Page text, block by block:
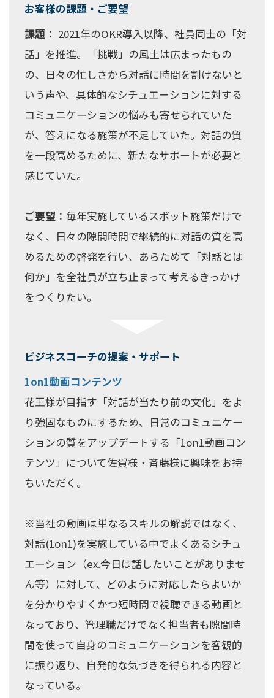
お客様の課題・ご要望
課題 ： 2021年のOKR導入以降、社員同士の「対
話」を推進。「挑戦」の風土は広まったもの
の、日々の忙しさから対話に時間を割けないと
いう声や、具体的なシチュエーションに対する
コミュニケーションの悩みも寄せられていた
が、答えになる施策が不足していた。対話の質
を一段高めるために、新たなサポートが必要と
感じていた。
ご要望 ：毎年実施しているスポット施策だけで
なく、日々の隙間時間で継続的に対話の質を高
めるための啓発を行い、あらためて「対話とは
何か」を全社員が立ち止まって考えるきっかけ
をつくりたい。
ビジネスコーチの提案・サポート
1on1動画コンテンツ
花王様が目指す「対話が当たり前の文化」をよ
り強固なものにするため、日常のコミュニケー
ションの質をアップデートする「1on1動画コン
テンツ」について佐賀様・斉藤様に興味をお持
ちいただく。
※当社の動画は単なるスキルの解説ではなく、
対話(1on1)を実施している中でよくあるシチュ
エーション（ex.今日は話したいことがありませ
ん等）に対して、どのように対応したらよいか
を分かりやすくかつ短時間で視聴できる動画と
なっており、管理職だけでなく担当者も隙間時
間を使って自身のコミュニケーションを客観的
に振り返り、自発的な気づきを得られる内容と
なっている。